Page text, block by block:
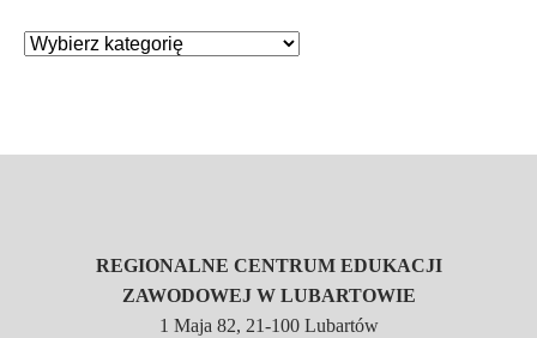
REGIONALNE CENTRUM EDUKACJI
ZAWODOWEJ W LUBARTOWIE
1 Maja 82, 21-100 Lubartów